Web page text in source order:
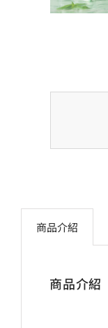
商品介紹
商品介紹